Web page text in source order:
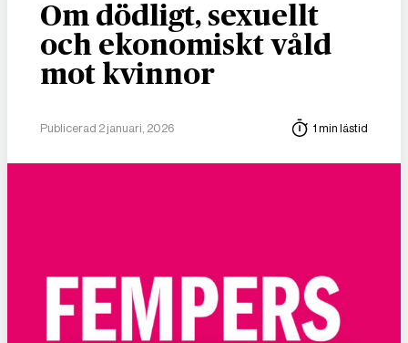
Om dödligt, sexuellt
och ekonomiskt våld
mot kvinnor
Publicerad 2 januari, 2026 1 min lästid